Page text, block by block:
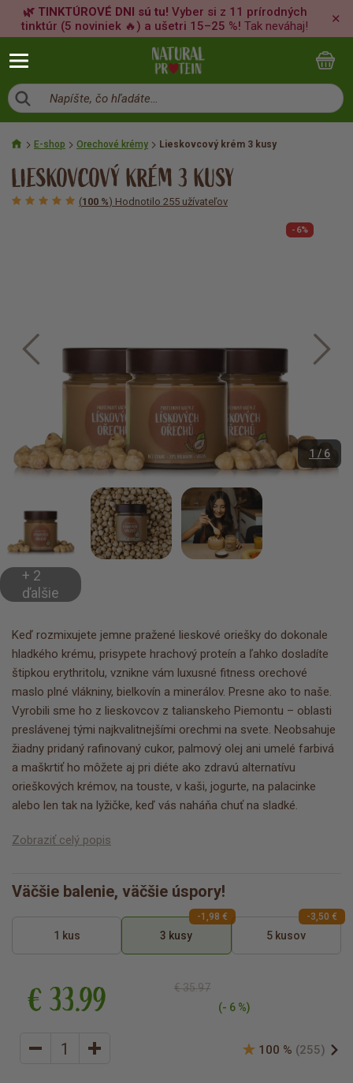
🌿 TINKTÚROVÉ DNI sú tu! Vyber si z 11 prírodných
tinktúr (5 noviniek 🔥) a ušetri 15–25 %! Tak neváhaj!
✕
Napíšte, čo hľadáte…
E-shop Orechové krémy Lieskovcový krém 3 kusy
LIESKOVCOVÝ KRÉM 3 KUSY
(100 %) Hodnotilo 255 užívateľov
-6%
1 / 6
+ 2
ďalšie
Keď rozmixujete jemne pražené lieskové oriešky do dokonale
hladkého krému, prisypete hrachový proteín a ľahko dosladíte
štipkou erythritolu, vznikne vám luxusné fitness orechové
maslo plné vlákniny, bielkovín a minerálov. Presne ako to naše.
Vyrobili sme ho z lieskovcov z talianskeho Piemontu – oblasti
preslávenej tými najkvalitnejšími orechmi na svete. Neobsahuje
žiadny pridaný rafinovaný cukor, palmový olej ani umelé farbivá
a maškrtiť ho môžete aj pri diéte ako zdravú alternatívu
orieškových krémov, na touste, v kaši, jogurte, na palacinke
alebo len tak na lyžičke, keď vás naháňa chuť na sladké.
Zobraziť celý popis
Väčšie balenie, väčšie úspory!
1 kus 3 kusy
-1,98 €
5 kusov
-3,50 €
100 % (255)
(- 6 %)
€ 35.97
€ 33.99